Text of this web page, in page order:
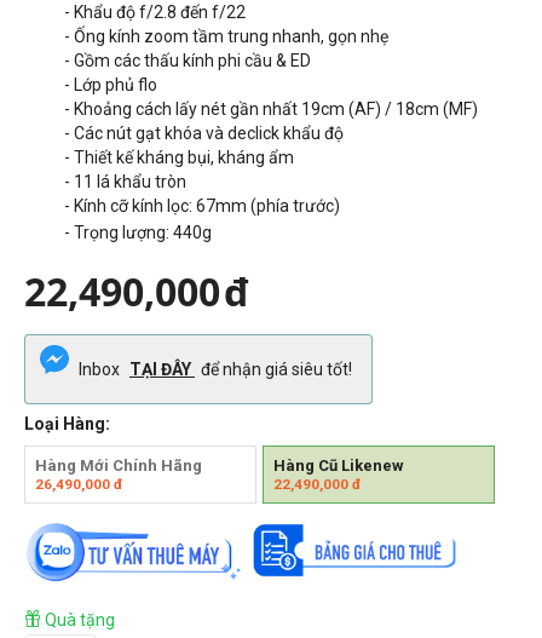
- Khẩu độ f/2.8 đến f/22
- Ống kính zoom tầm trung nhanh, gọn nhẹ
- Gồm các thấu kính phi cầu & ED
- Lớp phủ flo
- Khoảng cách lấy nét gần nhất 19cm (AF) / 18cm (MF)
- Các nút gạt khóa và declick khẩu độ
- Thiết kế kháng bụi, kháng ẩm
- 11 lá khẩu tròn
- Kính cỡ kính lọc: 67mm (phía trước)
- Trọng lượng: 440g
22,490,000đ
Inbox TẠI ĐÂY để nhận giá siêu tốt!
Loại Hàng:
Hàng Mới Chính Hãng
26,490,000 đ
Hàng Cũ Likenew
22,490,000đ
Quà tặng